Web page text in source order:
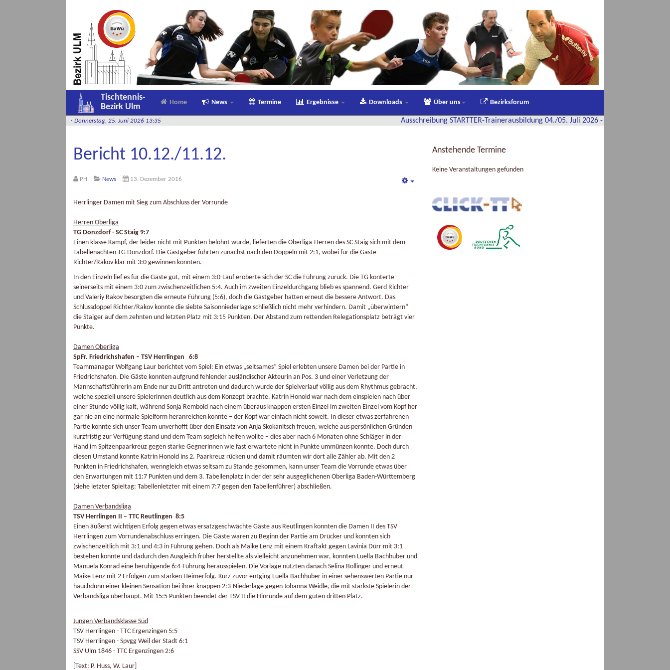
Tischtennis-
Bezirk Ulm
Home News Termine Ergebnisse Downloads Über uns Bezirksforum
Donnerstag, 25. Juni 2026 13:35 Ausschreibung STARTTER-Trainerausbildung 04./05. Juli 2026 -Montag, 22. Juni 2026 08:28
Bericht 10.12./11.12.
PH News 13. Dezember 2016
Herrlinger Damen mit Sieg zum Abschluss der Vorrunde
Herren Oberliga
TG Donzdorf - SC Staig 9:7
Einen klasse Kampf, der leider nicht mit Punkten belohnt wurde, lieferten die Oberliga-Herren des SC Staig sich mit dem
Tabellenachten TG Donzdorf. Die Gastgeber führten zunächst nach den Doppeln mit 2:1, wobei für die Gäste
Richter/Rakov klar mit 3:0 gewinnen konnten.
In den Einzeln lief es für die Gäste gut, mit einem 3:0-Lauf eroberte sich der SC die Führung zurück. Die TG konterte
seinerseits mit einem 3:0 zum zwischenzeitlichen 5:4. Auch im zweiten Einzeldurchgang blieb es spannend. Gerd Richter
und Valeriy Rakov besorgten die erneute Führung (5:6), doch die Gastgeber hatten erneut die bessere Antwort. Das
Schlussdoppel Richter/Rakov konnte die siebte Saisonniederlage schließlich nicht mehr verhindern. Damit „überwintern“
die Staiger auf dem zehnten und letzten Platz mit 3:15 Punkten. Der Abstand zum rettenden Relegationsplatz beträgt vier
Punkte.
Damen Oberliga
SpFr. Friedrichshafen – TSV Herrlingen 6:8
Teammanager Wolfgang Laur berichtet vom Spiel: Ein etwas „seltsames“ Spiel erlebten unsere Damen bei der Partie in
Friedrichshafen. Die Gäste konnten aufgrund fehlender ausländischer Akteurin an Pos. 3 und einer Verletzung der
Mannschaftsführerin am Ende nur zu Dritt antreten und dadurch wurde der Spielverlauf völlig aus dem Rhythmus gebracht,
welche speziell unsere Spielerinnen deutlich aus dem Konzept brachte. Katrin Honold war nach dem einspielen nach über
einer Stunde völlig kalt, während Sonja Rembold nach einem überaus knappen ersten Einzel im zweiten Einzel vom Kopf her
gar nie an eine normale Spielform heranreichen konnte – der Kopf war einfach nicht soweit. In dieser etwas zerfahrenen
Partie konnte sich unser Team unverhofft über den Einsatz von Anja Skokanitsch freuen, welche aus persönlichen Gründen
kurzfristig zur Verfügung stand und dem Team sogleich helfen wollte – dies aber nach 6 Monaten ohne Schläger in der
Hand im Spitzenpaarkreuz gegen starke Gegnerinnen wie fast erwartete nicht in Punkte ummünzen konnte. Doch durch
diesen Umstand konnte Katrin Honold ins 2. Paarkreuz rücken und damit räumten wir dort alle Zähler ab. Mit den 2
Punkten in Friedrichshafen, wenngleich etwas seltsam zu Stande gekommen, kann unser Team die Vorrunde etwas über
den Erwartungen mit 11:7 Punkten und dem 3. Tabellenplatz in der der sehr ausgeglichenen Oberliga Baden-Württemberg
(siehe letzter Spieltag: Tabellenletzter mit einem 7:7 gegen den Tabellenführer) abschließen.
Damen Verbandsliga
TSV Herrlingen II – TTC Reutlingen 8:5
Einen äußerst wichtigen Erfolg gegen etwas ersatzgeschwächte Gäste aus Reutlingen konnten die Damen II des TSV
Herrlingen zum Vorrundenabschluss erringen. Die Gäste waren zu Beginn der Partie am Drücker und konnten sich
zwischenzeitlich mit 3:1 und 4:3 in Führung gehen. Doch als Maike Lenz mit einem Kraftakt gegen Lavinia Dürr mit 3:1
bestehen konnte und dadurch den Ausgleich früher herstellte als vielleicht anzunehmen war, konnten Luella Bachhuber und
Manuela Konrad eine beruhigende 6:4-Führung herausspielen. Die Vorlage nutzten danach Selina Bollinger und erneut
Maike Lenz mit 2 Erfolgen zum starken Heimerfolg. Kurz zuvor entging Luella Bachhuber in einer sehenswerten Partie nur
hauchdünn einer kleinen Sensation bei ihrer knappen 2:3-Niederlage gegen Johanna Weidle, die mit stärkste Spielerin der
Verbandsliga überhaupt. Mit 15:5 Punkten beendet der TSV II die Hinrunde auf dem guten dritten Platz.
Jungen Verbandsklasse Süd
TSV Herrlingen - TTC Ergenzingen 5:5
TSV Herrlingen - Spvgg Weil der Stadt 6:1
SSV Ulm 1846 - TTC Ergenzingen 2:6
[Text: P. Huss, W. Laur]
Anstehende Termine
Keine Veranstaltungen gefunden